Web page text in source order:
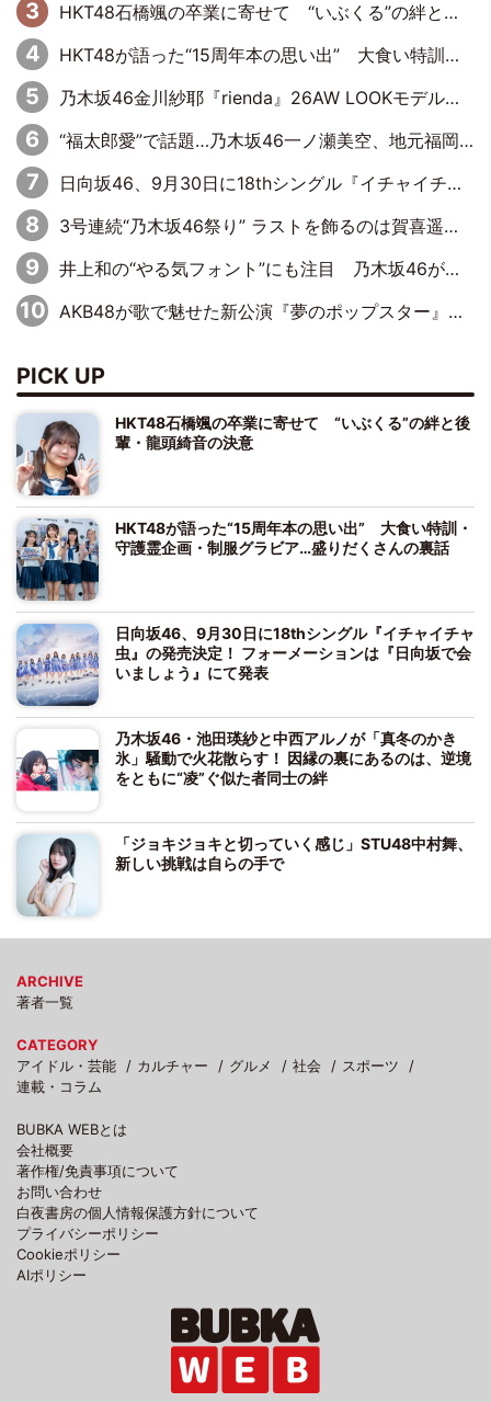
HKT48石橋颯の卒業に寄せて “いぶくる”の絆と後輩・龍頭綺音の決意
HKT48が語った“15周年本の思い出” 大食い特訓・守護霊企画・制服グラビア…盛りだくさんの裏話
乃木坂46金川紗耶『rienda』26AW LOOKモデルに就任
“福太郎愛”で話題…乃木坂46一ノ瀬美空、地元福岡『めんべい25周年トップサポーター』に就任
日向坂46、9月30日に18thシングル『イチャイチャ虫』の発売決定！ フォーメーションは『日向坂で会いましょう』にて発表
3号連続“乃木坂46祭り” ラストを飾るのは賀喜遥香…5年ぶりの登場に「5年分大人になった私を見ていただけたら」
井上和の“やる気フォント”にも注目 乃木坂46が挑んだ書道パフォーマンスの舞台裏
AKB48が歌で魅せた新公演『夢のポップスター』 初日から全身全霊のステージ
PICK UP
HKT48石橋颯の卒業に寄せて “いぶくる”の絆と後
輩・龍頭綺音の決意
HKT48が語った“15周年本の思い出” 大食い特訓・
守護霊企画・制服グラビア…盛りだくさんの裏話
日向坂46、9月30日に18thシングル『イチャイチャ
虫』の発売決定！ フォーメーションは『日向坂で会
いましょう』にて発表
乃木坂46・池田瑛紗と中西アルノが「真冬のかき
氷」騒動で火花散らす！ 因縁の裏にあるのは、逆境
をともに“凌”ぐ似た者同士の絆
「ジョキジョキと切っていく感じ」STU48中村舞、
新しい挑戦は自らの手で
ARCHIVE
著者一覧
CATEGORY
アイドル・芸能
カルチャー グルメ 社会
スポーツ
連載・コラム
BUBKA WEBとは
会社概要
著作権/免責事項について
お問い合わせ
白夜書房の個人情報保護方針について
プライバシーポリシー
Cookieポリシー
AIポリシー